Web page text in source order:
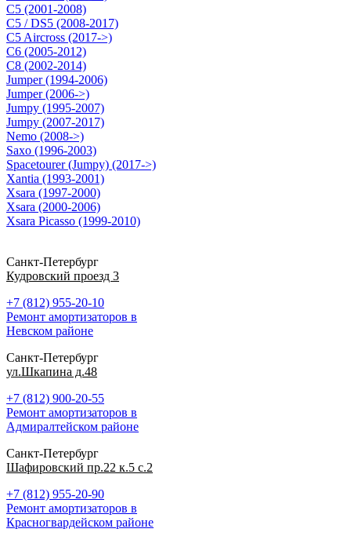
C5 (2001-2008)
C5 / DS5 (2008-2017)
C5 Aircross (2017->)
C6 (2005-2012)
C8 (2002-2014)
Jumper (1994-2006)
Jumper (2006->)
Jumpy (1995-2007)
Jumpy (2007-2017)
Nemo (2008->)
Saxo (1996-2003)
Spacetourer (Jumpy) (2017->)
Xantia (1993-2001)
Xsara (1997-2000)
Xsara (2000-2006)
Xsara Picasso (1999-2010)
Санкт-Петербург
Кудровский проезд 3
+7 (812) 955-20-10
Ремонт амортизаторов в
Невском районе
Санкт-Петербург
ул.Шкапина д.48
+7 (812) 900-20-55
Ремонт амортизаторов в
Адмиралтейском районе
Санкт-Петербург
Шафировский пр.22 к.5 с.2
+7 (812) 955-20-90
Ремонт амортизаторов в
Красногвардейском районе